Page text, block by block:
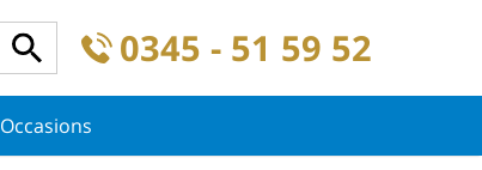
0345 - 51 59 52
Occasions